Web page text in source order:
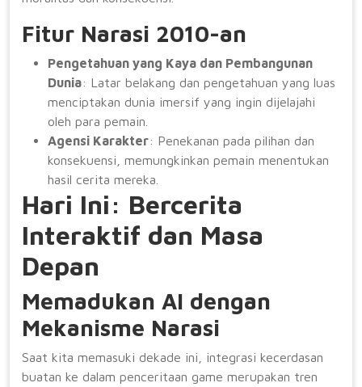
Fitur Narasi 2010-an
Pengetahuan yang Kaya dan Pembangunan
Dunia: Latar belakang dan pengetahuan yang luas
menciptakan dunia imersif yang ingin dijelajahi
oleh para pemain.
Agensi Karakter: Penekanan pada pilihan dan
konsekuensi, memungkinkan pemain menentukan
hasil cerita mereka.
Hari Ini: Bercerita
Interaktif dan Masa
Depan
Memadukan AI dengan
Mekanisme Narasi
Saat kita memasuki dekade ini, integrasi kecerdasan
buatan ke dalam penceritaan game merupakan tren